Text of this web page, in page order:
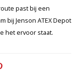
past bij een
bij Jenson ATEX Depot
het ervoor staat.